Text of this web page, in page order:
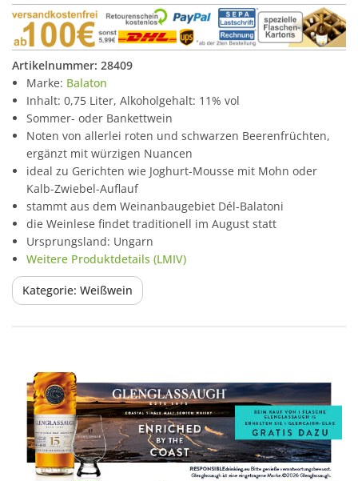
Artikelnummer: 28409
Marke: Balaton
Inhalt: 0,75 Liter, Alkoholgehalt: 11% vol
Sommer- oder Bankettwein
Noten von allerlei roten und schwarzen Beerenfrüchten,
ergänzt mit würzigen Nuancen
ideal zu Gerichten wie Joghurt-Mousse mit Mohn oder
Kalb-Zwiebel-Auflauf
stammt aus dem Weinanbaugebiet Dél-Balatoni
die Weinlese findet traditionell im August statt
Ursprungsland: Ungarn
Weitere Produktdetails (LMIV)
Kategorie: Weißwein